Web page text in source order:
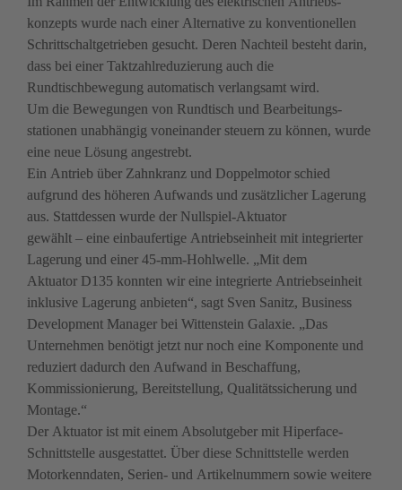
konzepts wurde nach einer Alternative zu konventio­nellen
Schrittschaltgetrieben gesucht. Deren Nachteil besteht darin,
dass bei einer Taktzahlreduzierung auch die
Rundtischbewegung automatisch verlangsamt wird.
Um die Bewegungen von Rundtisch und Bearbeitungs­
stationen unabhängig voneinander steuern zu können, wurde
eine neue Lösung angestrebt.
Ein Antrieb über Zahnkranz und Doppelmotor schied
aufgrund des höheren Aufwands und zusätzlicher Lagerung
aus. Stattdessen wurde der Nullspiel-Aktuator
gewählt – eine einbaufertige Antriebseinheit mit inte­grierter
Lagerung und einer 45-mm-Hohlwelle. „Mit dem ­
Aktuator D135 konnten wir eine integrierte Antriebsein­heit
inklusive Lagerung anbieten“, sagt Sven ­Sanitz, Business
Development Manager bei Wittenstein ­Galaxie. „Das
Unternehmen benötigt jetzt nur noch eine Komponente und
reduziert dadurch den Aufwand in Be­schaffung,
Kommissionierung, Bereitstellung, Qualitäts­sicherung und
Montage.“
Der Aktuator ist mit einem Absolutgeber mit Hiperface-
Schnittstelle ausgestattet. Über diese Schnittstelle werden
Motorkenndaten, Serien- und Artikelnummern sowie weitere